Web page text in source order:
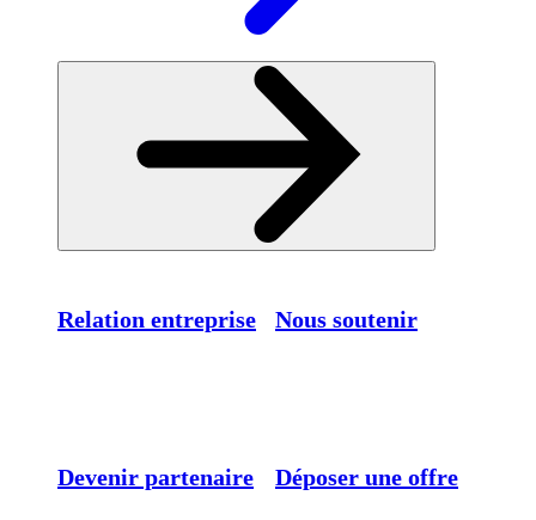
Relation entreprise Nous soutenir
Devenir partenaire Déposer une offre